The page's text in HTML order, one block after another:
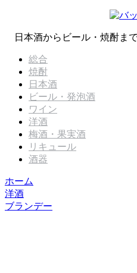
日本酒からビール・焼酎ま
総合
焼酎
日本酒
ビール・発泡酒
ワイン
洋酒
梅酒・果実酒
リキュール
酒器
ホーム
洋酒
ブランデー